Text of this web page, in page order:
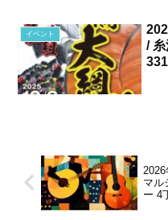
イベント
/
マル
ー 4